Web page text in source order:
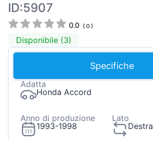
ID:5907
0.0 (0 )
Disponibile (3)
Specifiche
Adatta
Honda Accord
Anno di produzione
1993-1998
Lato
Destra